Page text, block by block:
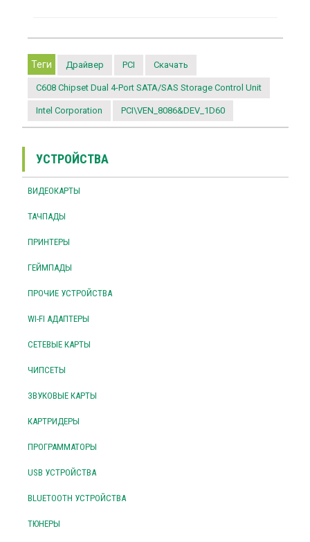
Теги Драйвер PCI Скачать
C608 Chipset Dual 4-Port SATA/SAS Storage Control Unit
Intel Corporation PCI\VEN_8086&DEV_1D60
УСТРОЙСТВА
ВИДЕОКАРТЫ
ТАЧПАДЫ
ПРИНТЕРЫ
ГЕЙМПАДЫ
ПРОЧИЕ УСТРОЙСТВА
WI-FI АДАПТЕРЫ
СЕТЕВЫЕ КАРТЫ
ЧИПСЕТЫ
ЗВУКОВЫЕ КАРТЫ
КАРТРИДЕРЫ
ПРОГРАММАТОРЫ
USB УСТРОЙСТВА
BLUETOOTH УСТРОЙСТВА
ТЮНЕРЫ